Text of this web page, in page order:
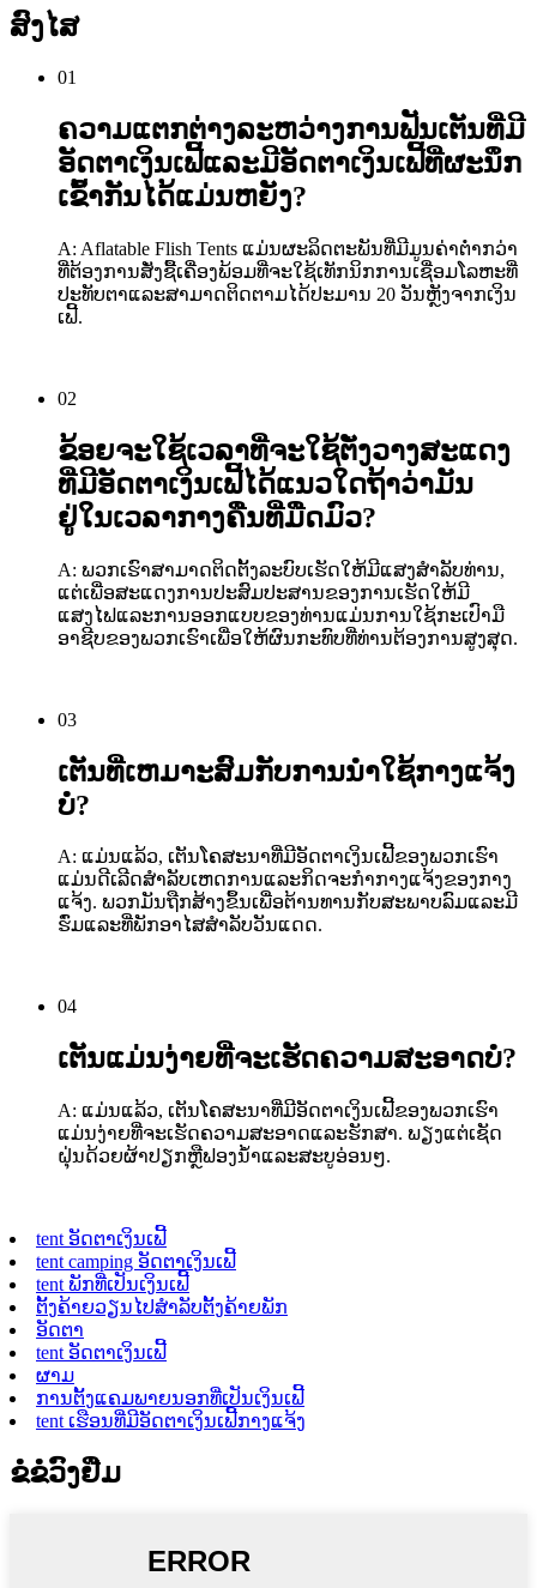
ສົງໄສ
01
ຄວາມແຕກຕ່າງລະຫວ່າງການຟັນເຕັນທີ່ມີ
ອັດຕາເງິນເຟີ້ແລະມີອັດຕາເງິນເຟີ້ທີ່ຜະນຶກ
ເຂົ້າກັນໄດ້ແມ່ນຫຍັງ?
A: Aflatable Flish Tents ແມ່ນຜະລິດຕະພັນທີ່ມີມູນຄ່າຕ່ໍາກວ່າ
ທີ່ຕ້ອງການສັ່ງຊື້ເຄື່ອງພ້ອມທີ່ຈະໃຊ້ເທັກນິກການເຊື່ອມໂລຫະທີ່
ປະທັບຕາແລະສາມາດຕິດຕາມໄດ້ປະມານ 20 ວັນຫຼັງຈາກເງິນ
ເຟີ້.
02
ຂ້ອຍຈະໃຊ້ເວລາທີ່ຈະໃຊ້ຕັ່ງວາງສະແດງ
ທີ່ມີອັດຕາເງິນເຟີ້ໄດ້ແນວໃດຖ້າວ່າມັນ
ຢູ່ໃນເວລາກາງຄືນທີ່ມືດມົວ?
A: ພວກເຮົາສາມາດຕິດຕັ້ງລະບົບເຮັດໃຫ້ມີແສງສໍາລັບທ່ານ,
ແຕ່ເພື່ອສະແດງການປະສົມປະສານຂອງການເຮັດໃຫ້ມີ
ແສງໄຟແລະການອອກແບບຂອງທ່ານແມ່ນການໃຊ້ກະເປົາມື
ອາຊີບຂອງພວກເຮົາເພື່ອໃຫ້ຜົນກະທົບທີ່ທ່ານຕ້ອງການສູງສຸດ.
03
ເຕັນທີ່ເຫມາະສົມກັບການນໍາໃຊ້ກາງແຈ້ງ
ບໍ?
A: ແມ່ນແລ້ວ, ເຕັນໂຄສະນາທີ່ມີອັດຕາເງິນເຟີ້ຂອງພວກເຮົາ
ແມ່ນດີເລີດສໍາລັບເຫດການແລະກິດຈະກໍາກາງແຈ້ງຂອງກາງ
ແຈ້ງ. ພວກມັນຖືກສ້າງຂຶ້ນເພື່ອຕ້ານທານກັບສະພາບລົມແລະມີ
ຮົ່ມແລະທີ່ພັກອາໄສສໍາລັບວັນແດດ.
04
ເຕັນແມ່ນງ່າຍທີ່ຈະເຮັດຄວາມສະອາດບໍ?
A: ແມ່ນແລ້ວ, ເຕັນໂຄສະນາທີ່ມີອັດຕາເງິນເຟີ້ຂອງພວກເຮົາ
ແມ່ນງ່າຍທີ່ຈະເຮັດຄວາມສະອາດແລະຮັກສາ. ພຽງແຕ່ເຊັດ
ຝຸ່ນດ້ວຍຜ້າປຽກຫຼືຟອງນ້ໍາແລະສະບູອ່ອນໆ.
tent ອັດຕາເງິນເຟີ້
tent camping ອັດຕາເງິນເຟີ້
tent ພັກທີ່ເປັນເງິນເຟີ້
ຕັ້ງຄ້າຍວຽນໄປສໍາລັບຕັ້ງຄ້າຍພັກ
ອັດຕາ
tent ອັດຕາເງິນເຟີ້
ຜາມ
ການຕັ້ງແຄມພາຍນອກທີ່ເປັນເງິນເຟີ້
tent ເຮືອນທີ່ມີອັດຕາເງິນເຟີ້ກາງແຈ້ງ
ຂໍຂໍວົງຢືມ